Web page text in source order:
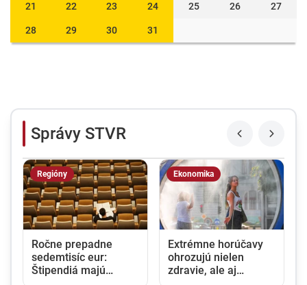
21 22 23 24 25 26 27
28 29 30 31
Správy STVR
Regióny
Ročne prepadne
sedemtisíc eur:
Štipendiá majú
Ekonomika
Extrémne horúčavy
ohrozujú nielen
zdravie, ale aj